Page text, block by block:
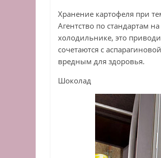
Хранение картофеля при
Агентство по стандартам
холодильнике, это
сочетаются с
вредным для здоровья.
Шоколад